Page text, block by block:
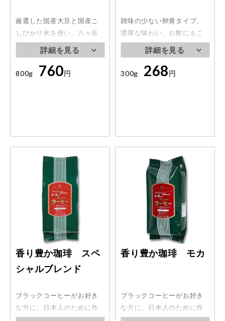
厳選した国産大豆と国産こ
しひかり米を使い、八ヶ岳
醸造蔵で長期熟成させた蔵
人自慢のお味噌です。
800g 760円
雑味の少ない卵黄タイプ。
濃厚な味わい。お酢にもこ
だわり純米酢を使用してい
ます。アミノ酸を使わない
学校給食用を作っている工
300g 268円
香り豊か珈琲 スペ
シャルブレンド
ブラックコーヒーがお好き
な方に。日本人のために作
香り豊か珈琲 モカ
ブラックコーヒーがお好き
な方に。日本人のために作